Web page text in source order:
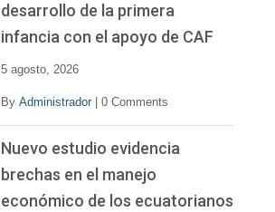
desarrollo de la primera
infancia con el apoyo de CAF
5 agosto, 2026
By Administrador 0 Comments
Nuevo estudio evidencia
brechas en el manejo
económico de los ecuatorianos